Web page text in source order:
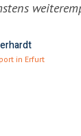
in Erfurt